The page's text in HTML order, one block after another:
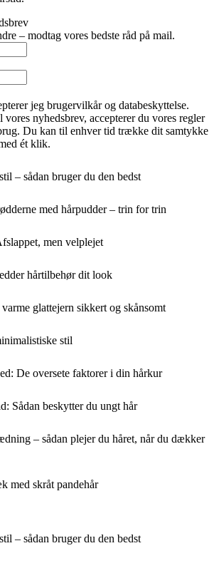
– modtag vores bedste råd på mail.
jeg brugervilkår og databeskyttelse.
nyhedsbrev, accepterer du vores regler
Du kan til enhver tid trække dit samtykke
ét klik.
– sådan bruger du den bedst
med hårpudder – trin for trin
men velplejet
hårtilbehør dit look
glattejern sikkert og skånsomt
stil
De oversete faktorer i din hårkur
Sådan beskytter du ungt hår
– sådan plejer du håret, når du dækker
med skråt pandehår
– sådan bruger du den bedst